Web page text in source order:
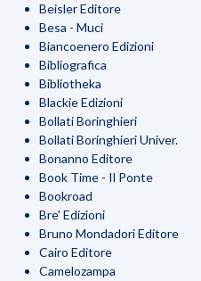
Beisler Editore
Besa - Muci
Biancoenero Edizioni
Bibliografica
Bibliotheka
Blackie Edizioni
Bollati Boringhieri
Bollati Boringhieri Univer.
Bonanno Editore
Book Time - Il Ponte
Bookroad
Bre' Edizioni
Bruno Mondadori Editore
Cairo Editore
Camelozampa